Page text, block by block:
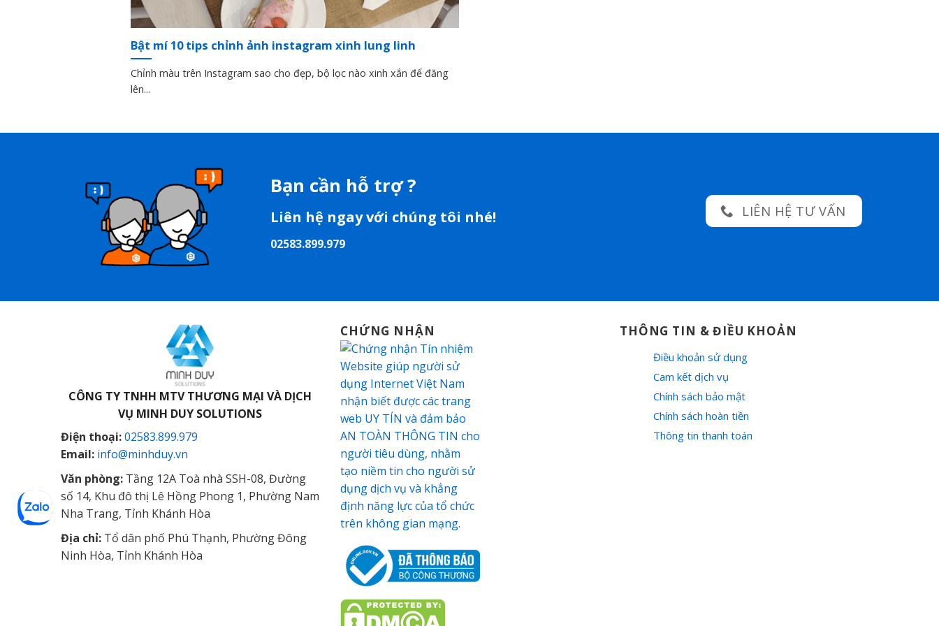
Bật mí 10 tips chỉnh ảnh instagram xinh lung linh
Chỉnh màu trên Instagram sao cho đẹp, bộ lọc nào xinh xắn để đăng
lên...
Bạn cần hỗ trợ ?
Liên hệ ngay với chúng tôi nhé!
02583.899.979
LIÊN HỆ TƯ VẤN
CÔNG TY TNHH MTV THƯƠNG MẠI VÀ DỊCH
VỤ MINH DUY SOLUTIONS
Điện thoại:02583.899.979
Email: info@minhduy.vn
Văn phòng: Tầng 12A Toà nhà SSH-08, Đường
số 14, Khu đô thị Lê Hồng Phong 1, Phường Nam
Nha Trang, Tỉnh Khánh Hòa
Địa chỉ: Tổ dân phố Phú Thạnh, Phường Đông
Ninh Hòa, Tỉnh Khánh Hòa
CHỨNG NHẬN THÔNG TIN & ĐIỀU KHOẢN
Điều khoản sử dụng
Cam kết dịch vụ
Chính sách bảo mật
Chính sách hoàn tiền
Thông tin thanh toán